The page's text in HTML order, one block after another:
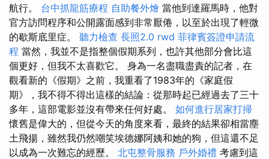
航行。 台中抓龍筋療程 自助餐外燴 當他到達羅馬時，他對
官方訪問程序和公開露面感到非常厭倦，以至於出現了輕微
的歇斯底里症。 聽力檢查 長照2.0 rwd 菲律賓簽證申請流
程 當然，我並不是指整個假期系列，也許其他部分會比這
個更好，但我不太喜歡它。 身為一名盡職盡責的記者，在
觀看新的《假期》之前，我重看了1983年的《家庭假
期》，我不得不得出這樣的結論：從那時起已經過去了三十
多年，這部電影並沒有帶來任何好處。 如何進行居家打掃
懷舊是偉大的，但從今天的角度來看，最終的結果卻相當塵
土飛揚，雖然我仍然嘲笑埃德娜阿姨和她的狗，但這還不足
以成為一次難忘的經歷。 北屯整骨服務 戶外婚禮 考慮到這